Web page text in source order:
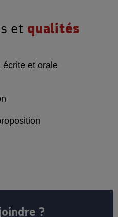
et qualités
écrite et orale
?